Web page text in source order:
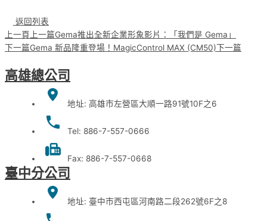
返回列表
上一頁 上一篇Gema推出全新企業形象影片：「我們是 Gema」
下一篇Gema 新品隆重登場！MagicControl MAX (CM50)下一篇
高雄總公司
地址: 高雄市左營區大順一路91號10F之6
Tel: 886-7-557-0666
Fax: 886-7-557-0668
臺中分公司
地址: 臺中市西屯區河南路二段262號6F之8